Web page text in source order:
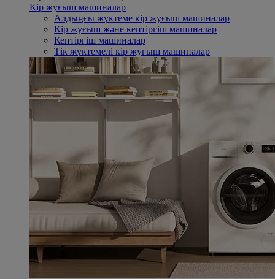
Кір жуғыш машиналар
Алдыңғы жүктеме кір жуғыш машиналар
Кір жуғыш және кептіргіш машиналар
Кептіргіш машиналар
Тік жүктемелі кір жуғыш машиналар